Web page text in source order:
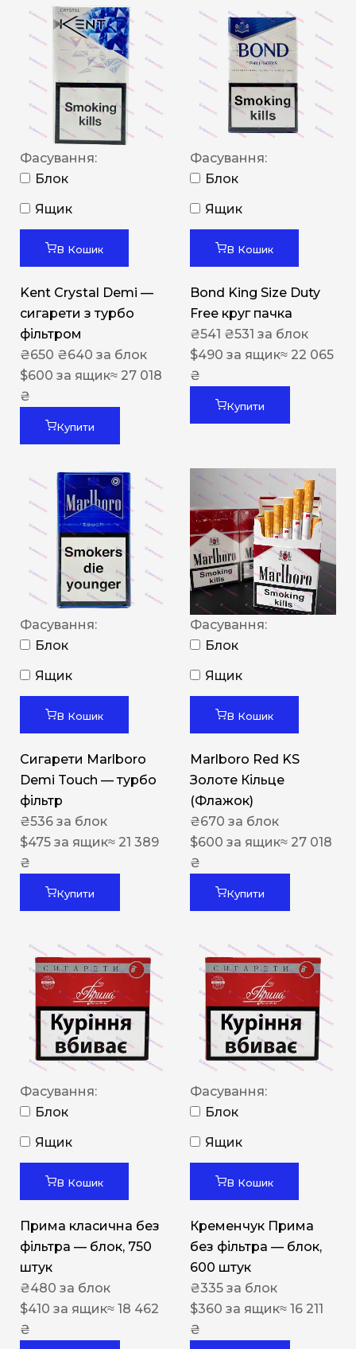
Фасування:
Блок
Ящик
В Кошик
Kent Crystal Demi —
сигарети з турбо
фільтром
₴650 ₴640 за блок
$600 за ящик≈ 27 018
₴
Купити
Фасування:
Блок
Ящик
В Кошик
Bond King Size Duty
Free круг пачка
₴541 ₴531 за блок
$490 за ящик≈ 22 065
₴
Купити
Фасування:
Блок
Ящик
В Кошик
Сигарети Marlboro
Demi Touch — турбо
фільтр
₴536 за блок
$475 за ящик≈ 21 389
₴
Купити
Фасування:
Блок
Ящик
В Кошик
Marlboro Red KS
Золоте Кільце
(Флажок)
₴670 за блок
$600 за ящик≈ 27 018
₴
Купити
Фасування:
Блок
Ящик
В Кошик
Прима класична без
фільтра — блок, 750
штук
₴480 за блок
$410 за ящик≈ 18 462
₴
Фасування:
Блок
Ящик
В Кошик
Кременчук Прима
без фільтра — блок,
600 штук
₴335 за блок
$360 за ящик≈ 16 211
₴